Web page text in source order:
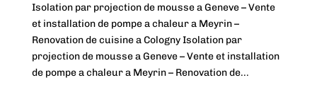
Isolation par projection de mousse a Geneve – Vente
et installation de pompe a chaleur a Meyrin –
Renovation de cuisine a Cologny Isolation par
projection de mousse a Geneve – Vente et installation
de pompe a chaleur a Meyrin – Renovation de...